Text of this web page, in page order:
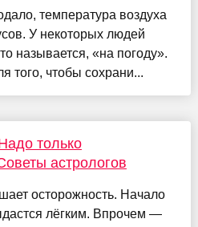
температура воздуха
У некоторых людей
называется, «на погоду».
того, чтобы сохрани...
только
астрологов
осторожность. Начало
лёгким. Впрочем —